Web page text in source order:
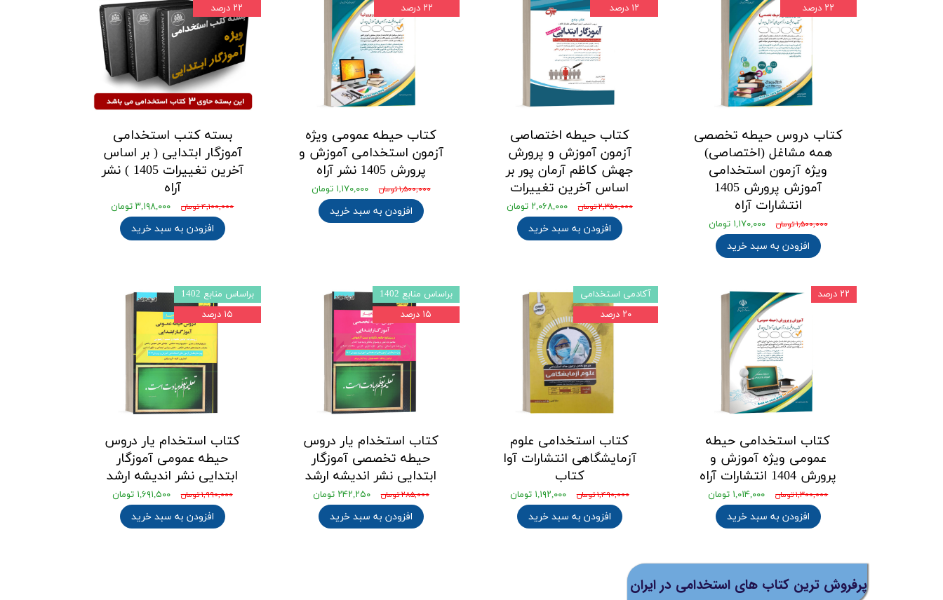
کتاب دروس حیطه تخصصی
همه مشاغل (اختصاصی)
ویژه آزمون استخدامی
آموزش پرورش 1405
انتشارات آراه
۱,۵۰۰,۰۰۰ تومان ۱,۱۷۰,۰۰۰ تومان
افزودن به سبد خرید
۲۲ درصد
کتاب حیطه اختصاصی
آزمون آموزش و پرورش
جهش کاظم آرمان پور بر
اساس آخرین تغییرات
۲,۳۵۰,۰۰۰ تومان ۲,۰۶۸,۰۰۰ تومان
افزودن به سبد خرید
۱۲ درصد
کتاب حیطه عمومی ویژه
آزمون استخدامی آموزش و
پرورش 1405 نشر آراه
۱,۵۰۰,۰۰۰ تومان ۱,۱۷۰,۰۰۰ تومان
افزودن به سبد خرید
۲۲ درصد
بسته کتب استخدامی
آموزگار ابتدایی ( بر اساس
آخرین تغییرات 1405 ) نشر
آراه
۴,۱۰۰,۰۰۰ تومان ۳,۱۹۸,۰۰۰ تومان
افزودن به سبد خرید
۲۲ درصد
کتاب استخدامی حیطه
عمومی ویژه آموزش و
پرورش 1404 انتشارات آراه
۱,۳۰۰,۰۰۰ تومان ۱,۰۱۴,۰۰۰ تومان
افزودن به سبد خرید
۲۲ درصد
کتاب استخدامی علوم
آزمایشگاهی انتشارات آوا
کتاب
۱,۴۹۰,۰۰۰ تومان ۱,۱۹۲,۰۰۰ تومان
افزودن به سبد خرید
آکادمی استخدامی
۲۰ درصد
کتاب استخدام یار دروس
حیطه تخصصی آموزگار
ابتدایی نشر اندیشه ارشد
۲۸۵,۰۰۰ تومان ۲۴۲,۲۵۰ تومان
افزودن به سبد خرید
براساس منابع 1402
۱۵ درصد
کتاب استخدام یار دروس
حیطه عمومی آموزگار
ابتدايی نشر اندیشه ارشد
۱,۹۹۰,۰۰۰ تومان ۱,۶۹۱,۵۰۰ تومان
افزودن به سبد خرید
براساس منابع 1402
۱۵ درصد
پرفروش ترین کتاب های استخدامی در ایران